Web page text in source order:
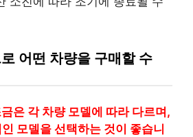
어떤 차량을 구매할 수
은 각 차량 모델에 따라 다르며,
모델을 선택하는 것이 좋습니